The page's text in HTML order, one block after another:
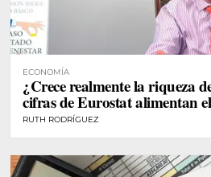
ECONOMÍA
¿Crece realmente la riqueza
cifras de Eurostat alimentan
RUTH RODRÍGUEZ